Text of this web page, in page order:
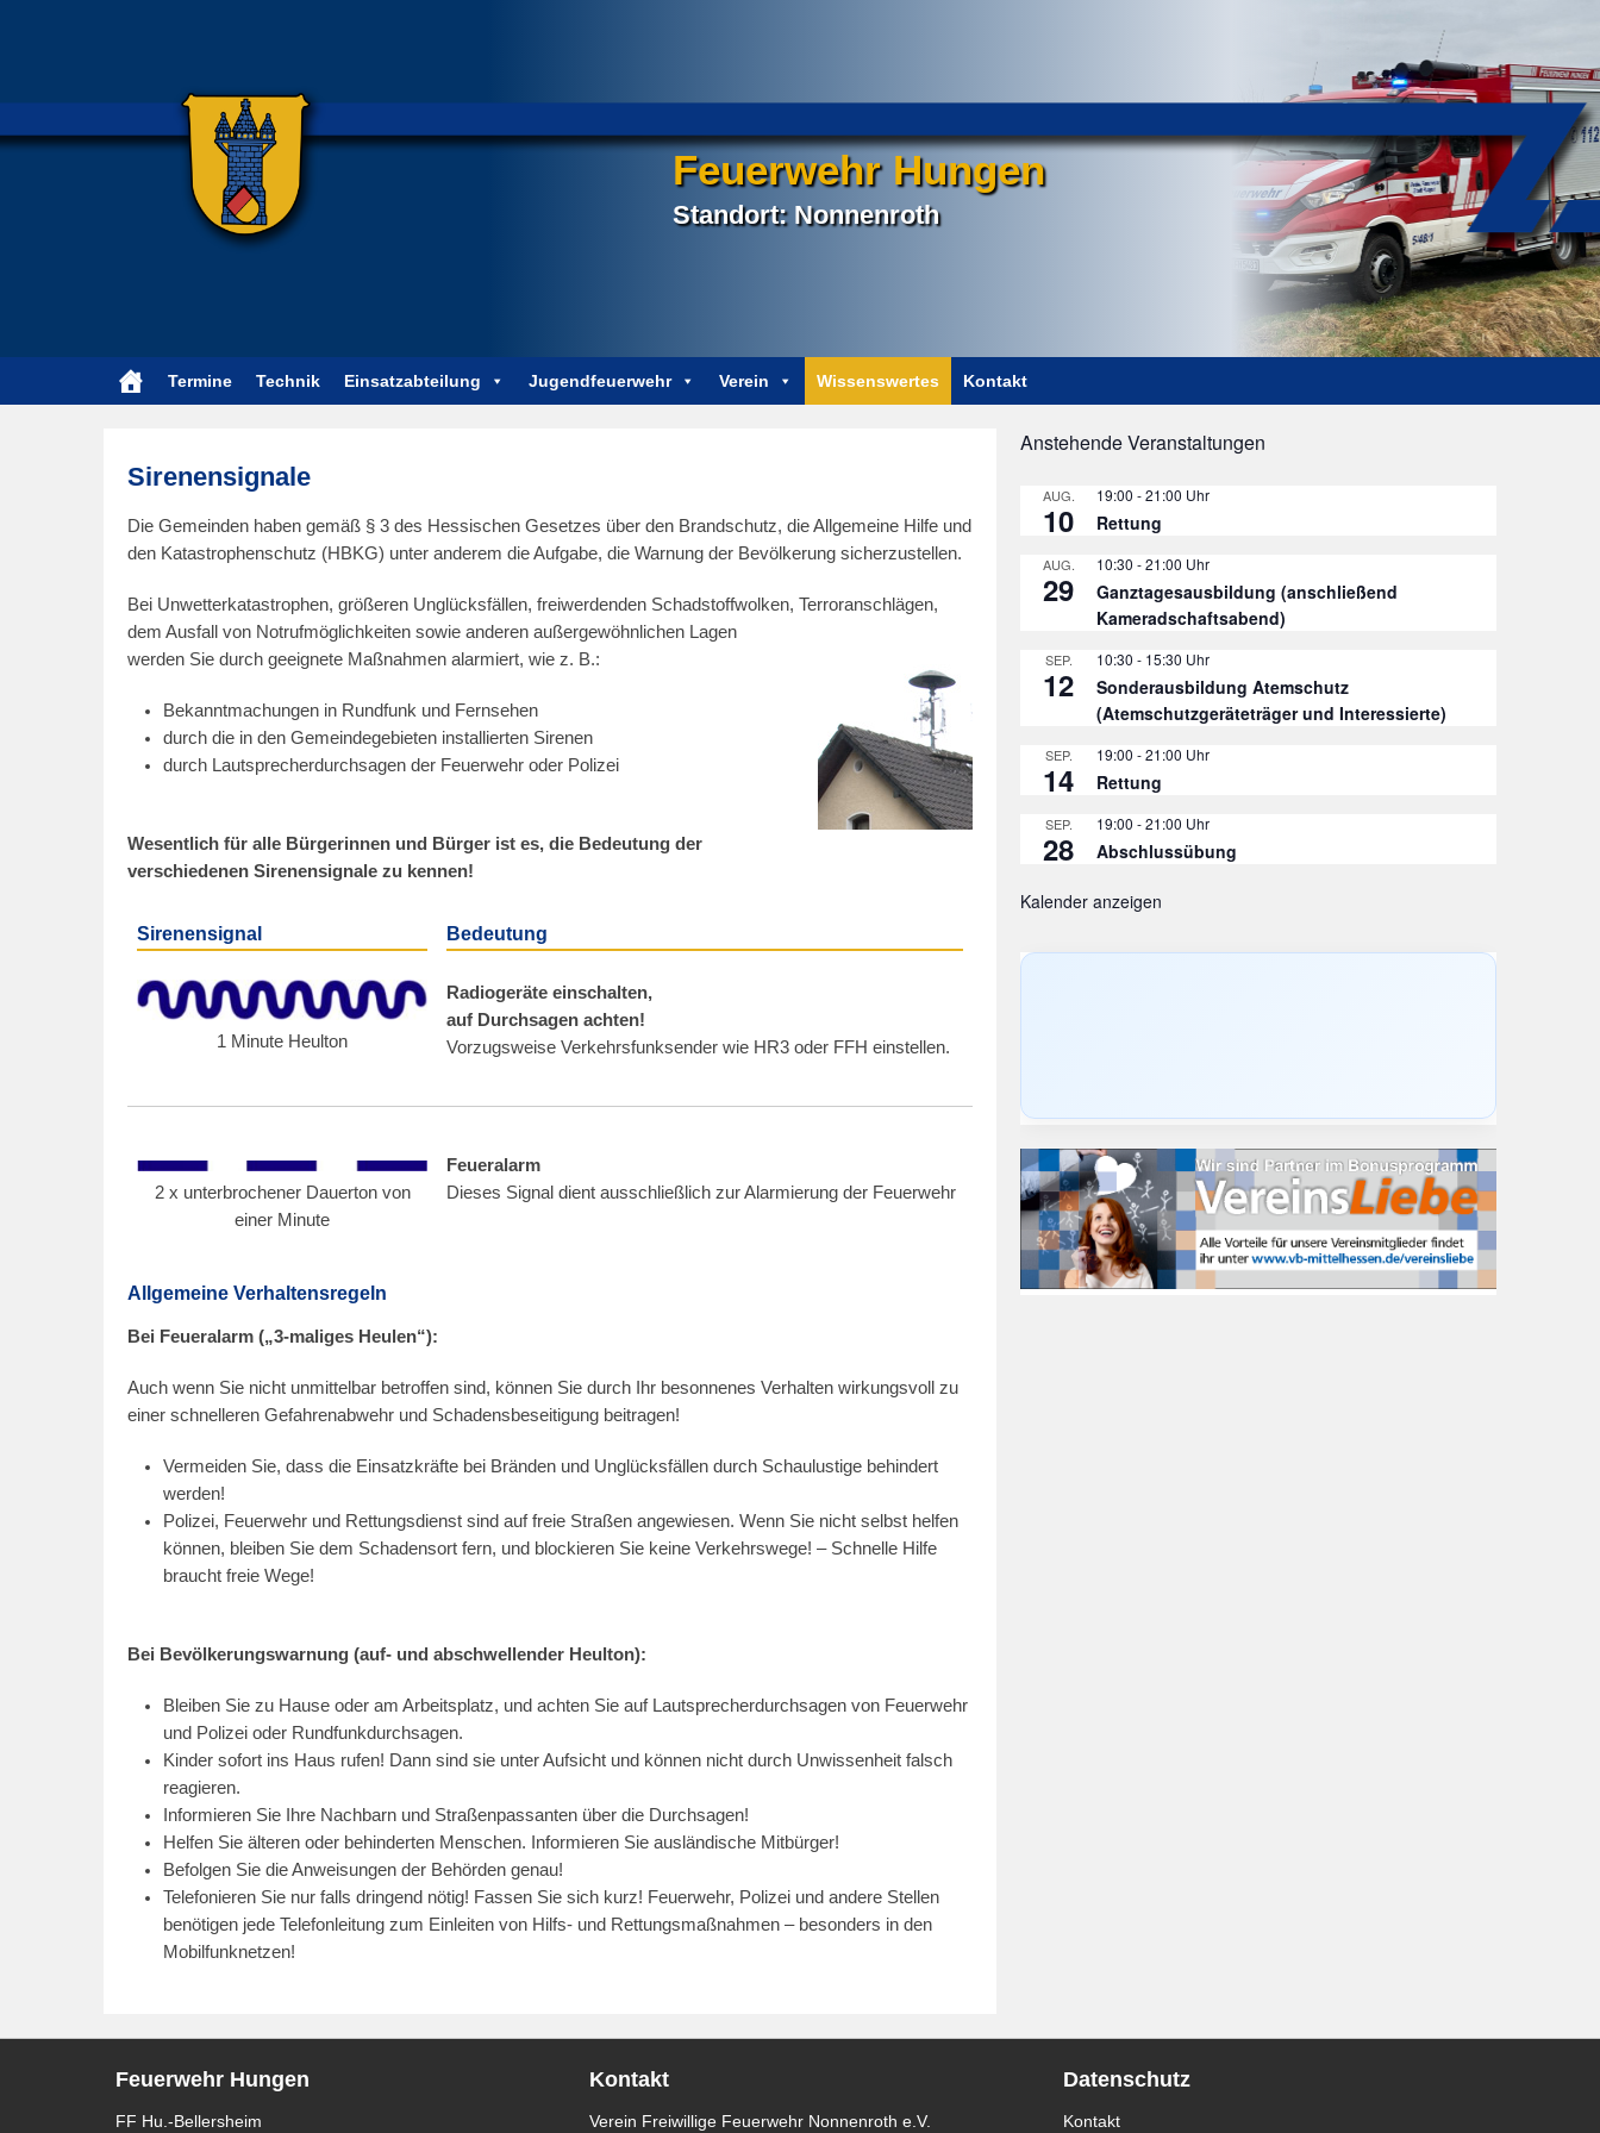
Feuerwehr Hungen
Standort: Nonnenroth
Termine Technik Einsatzabteilung Jugendfeuerwehr Verein Wissenswertes Kontakt
Sirenensignale
E
r
t
e
l
9
.
2
2
Die Gemeinden haben gemäß § 3 des Hessischen Gesetzes über den Brandschutz, die Allgemeine Hilfe und
den Katastrophenschutz (HBKG) unter anderem die Aufgabe, die Warnung der Bevölkerung sicherzustellen.
Bei Unwetterkatastrophen, größeren Unglücksfällen, freiwerdenden Schadstoffwolken, Terroranschlägen,
dem Ausfall von Notrufmöglichkeiten sowie anderen außergewöhnlichen Lagen
werden Sie durch geeignete Maßnahmen alarmiert, wie z. B.:
Bekanntmachungen in Rundfunk und Fernsehen
durch die in den Gemeindegebieten installierten Sirenen
durch Lautsprecherdurchsagen der Feuerwehr oder Polizei
Wesentlich für alle Bürgerinnen und Bürger ist es, die Bedeutung der
verschiedenen Sirenensignale zu kennen!
Sirenensignal Bedeutung
1 Minute Heulton
Radiogeräte einschalten,
auf Durchsagen achten!
Vorzugsweise Verkehrsfunksender wie HR3 oder FFH einstellen.
2 x unterbrochener Dauerton von
einer Minute
Feueralarm
Dieses Signal dient ausschließlich zur Alarmierung der Feuerwehr
Allgemeine Verhaltensregeln
Bei Feueralarm („3-maliges Heulen“):
Auch wenn Sie nicht unmittelbar betroffen sind, können Sie durch Ihr besonnenes Verhalten wirkungsvoll zu
einer schnelleren Gefahrenabwehr und Schadensbeseitigung beitragen!
Vermeiden Sie, dass die Einsatzkräfte bei Bränden und Unglücksfällen durch Schaulustige behindert
werden!
Polizei, Feuerwehr und Rettungsdienst sind auf freie Straßen angewiesen. Wenn Sie nicht selbst helfen
können, bleiben Sie dem Schadensort fern, und blockieren Sie keine Verkehrswege! – Schnelle Hilfe
braucht freie Wege!
Bei Bevölkerungswarnung (auf- und abschwellender Heulton):
Bleiben Sie zu Hause oder am Arbeitsplatz, und achten Sie auf Lautsprecherdurchsagen von Feuerwehr
und Polizei oder Rundfunkdurchsagen.
Kinder sofort ins Haus rufen! Dann sind sie unter Aufsicht und können nicht durch Unwissenheit falsch
reagieren.
Informieren Sie Ihre Nachbarn und Straßenpassanten über die Durchsagen!
Helfen Sie älteren oder behinderten Menschen. Informieren Sie ausländische Mitbürger!
Befolgen Sie die Anweisungen der Behörden genau!
Telefonieren Sie nur falls dringend nötig! Fassen Sie sich kurz! Feuerwehr, Polizei und andere Stellen
benötigen jede Telefonleitung zum Einleiten von Hilfs- und Rettungsmaßnahmen – besonders in den
Mobilfunknetzen!
Anstehende Veranstaltungen
AUG.
10
19:00 -21:00
Rettung
AUG.
29
10:30 -21:00
Ganztagesausbildung (anschließend
Kameradschaftsabend)
SEP.
12
10:30 - 15:30
Sonderausbildung Atemschutz
(Atemschutzgeräteträger und Interessierte)
SEP.
14
19:00 -21:00
Rettung
SEP.
28
19:00 -21:00
Abschlussübung
Kalender anzeigen
Feuerwehr Hungen
FF Hu.-Bellersheim
Kontakt
Verein Freiwillige Feuerwehr Nonnenroth e.V.
Datenschutz
Kontakt